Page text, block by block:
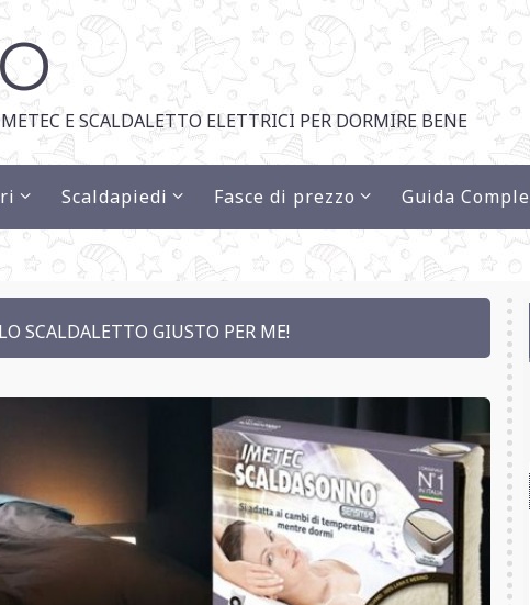
E SCALDALETTO ELETTRICI PER DORMIRE BENE
Scaldapiedi Fasce di prezzo Guida
SCALDALETTO GIUSTO PER ME!